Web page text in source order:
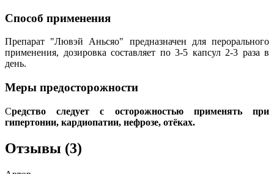
Способ применения
Препарат "Лювэй Аньсяо" предназначен для перорального
применения, дозировка составляет по 3-5 капсул 2-3 раза в
день.
Меры предосторожности
Средство следует с осторожностью применять при
гипертонии, кардиопатии, нефрозе, отёках.
Отзывы (3)